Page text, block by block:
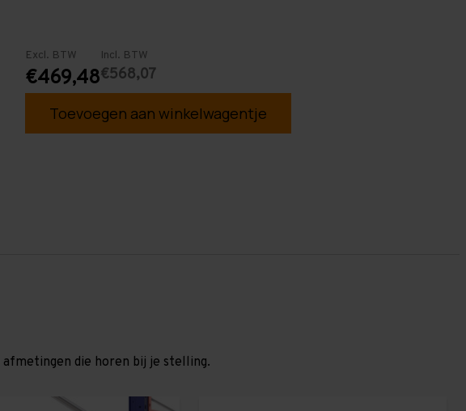
Excl. BTW
€469,48
Incl. BTW
€568,07
Toevoegen aan winkelwagentje
die horen bij je stelling.